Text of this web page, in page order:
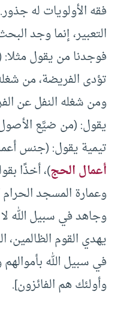
فقه الأولويات له
التعبير، إنما وجد
فوجدنا من يقول مثلا:
تؤدى الفريضة، من
ومن شغله النفل عن
يقول: (من ضيَّع
تيمية يقول: (جنس
أعمال الحج)، أخذًا
وعمارة المسجد الحرام
وجاهد في سبيل الله لا
يهدي القوم الظالمين،
في سبيل الله
وأولئك هم الفائزون].